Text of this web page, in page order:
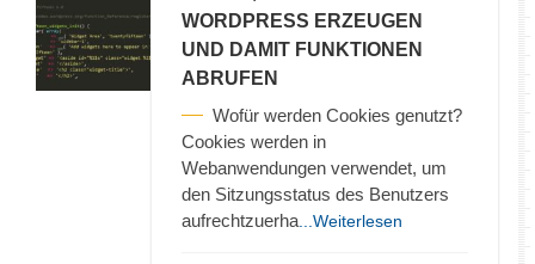
WORDPRESS ERZEUGEN
UND DAMIT FUNKTIONEN
ABRUFEN
Wofür werden Cookies genutzt?
Cookies werden in
Webanwendungen verwendet, um
den Sitzungsstatus des Benutzers
aufrechtzuerha ...Weiterlesen